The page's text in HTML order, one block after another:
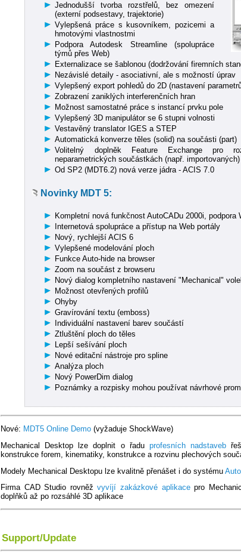
Jednodušší tvorba rozstřelů, bez omezení
(externí podsestavy, trajektorie)
Vylepšená práce s kusovníkem, pozicemi a
hmotovými vlastnostmi
Podpora Autodesk Streamline (spolupráce
týmů přes Web)
Externalizace se šablonou (dodržování firemních
Nezávislé detaily - asociativní, ale s možností úprav
Vylepšený export pohledů do 2D (nastavení
Zobrazení zaniklých interferenčních hran
Možnost samostatné práce s instancí prvku pole
Vylepšený 3D manipulátor se 6 stupni volnosti
Vestavěný translator IGES a STEP
Automatická konverze těles (solid) na součásti (part)
Volitelný doplněk Feature Exchange pro
neparametrických součástkách (např. importovaných)
Od SP2 (MDT6.2) nová verze jádra - ACIS 7.0
Novinky MDT 5:
Kompletní nová funkčnost AutoCADu 2000i, podpora
Internetová spolupráce a přístup na Web portály
Nový, rychlejší ACIS 6
Vylepšené modelování ploch
Funkce Auto-hide na browser
Zoom na součást z browseru
Nový dialog kompletního nastavení "Mechanical"
Možnost otevřených profilů
Ohyby
Gravírování textu (emboss)
Individuální nastavení barev součástí
Ztluštění ploch do těles
Lepší sešívání ploch
Nové editační nástroje pro spline
Analýza ploch
Nový PowerDim dialog
Poznámky a rozpisky mohou používat návrhové
Nové: MDT5 Online Demo (vyžaduje ShockWave)
Mechanical Desktop lze doplnit o řadu profesních nadstaveb
konstrukce forem, kinematiky, konstrukce a rozvinu plechových
Modely Mechanical Desktopu lze kvalitně přenášet i do systému
Firma CAD Studio rovněžvyvíjí zakázkové aplikacepro
doplňků až po rozsáhlé 3D aplikace
Support/Update